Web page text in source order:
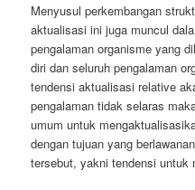
Menyusul perkembangan
aktualisasi ini juga muncul
pengalaman organisme yang
diri dan seluruh pengalaman
tendensi aktualisasi relative
pengalaman tidak selaras
umum untuk
dengan tujuan yang
tersebut, yakni tendensi untuk